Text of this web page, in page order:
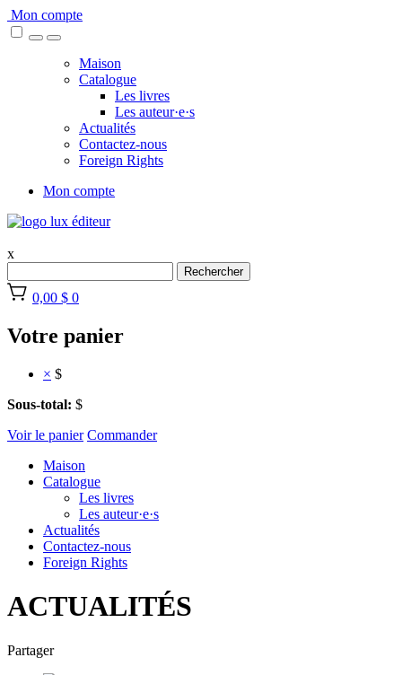
Skip
to
Mon compte
Maison
Catalogue
Les livres
Les auteur·e·s
Actualités
Contactez-nous
Foreign Rights
Mon compte
x
Rechercher
0,00 $ 0
Votre panier
× $
Sous-total: $
Voir le panier Commander
Maison
Catalogue
Les livres
Les auteur·e·s
Actualités
Contactez-nous
Foreign Rights
ACTUALITÉS
Partager